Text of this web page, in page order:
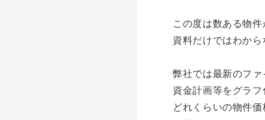
この度は数ある物
資料だけではわか
弊社では最新のファ
資金計画等をグラ
どれくらいの物件